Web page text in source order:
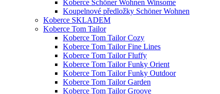
Koberce Schöner Wohnen Winsome
Koupelnové předložky Schöner Wohnen
Koberce SKLADEM
Koberce Tom Tailor
Koberce Tom Tailor Cozy
Koberce Tom Tailor Fine Lines
Koberce Tom Tailor Fluffy
Koberce Tom Tailor Funky Orient
Koberce Tom Tailor Funky Outdoor
Koberce Tom Tailor Garden
Koberce Tom Tailor Groove